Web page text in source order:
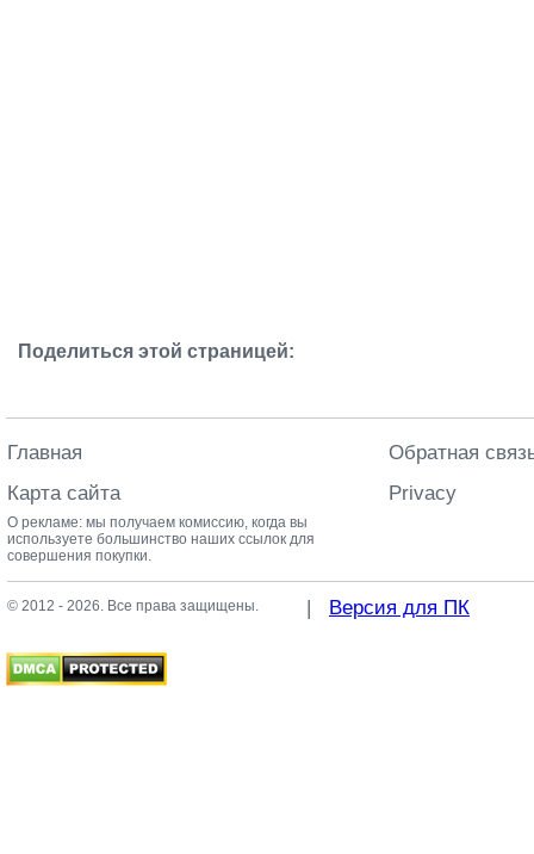
Поделиться этой страницей:
Главная
Карта сайта
Обратная
Privacy
О рекламе: мы получаем комиссию, когда вы
используете большинство наших ссылок для
совершения покупки.
© 2012 - 2026. Все права защищены. | Версия для ПК